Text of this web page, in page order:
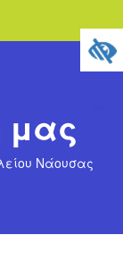
μας
Νάουσας